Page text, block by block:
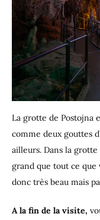
La grotte de Postojna
comme deux gouttes
ailleurs. Dans la grotte
grand que tout ce que
donc très beau mais
A la fin de la visite,